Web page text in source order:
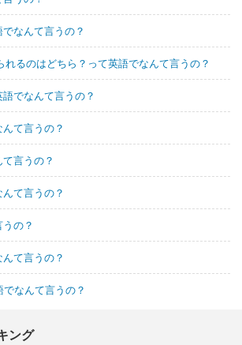
なんて言うの？
れるのはどちら？って英語でなんて言うの？
でなんて言うの？
て言うの？
言うの？
て言うの？
の？
て言うの？
なんて言うの？
ング